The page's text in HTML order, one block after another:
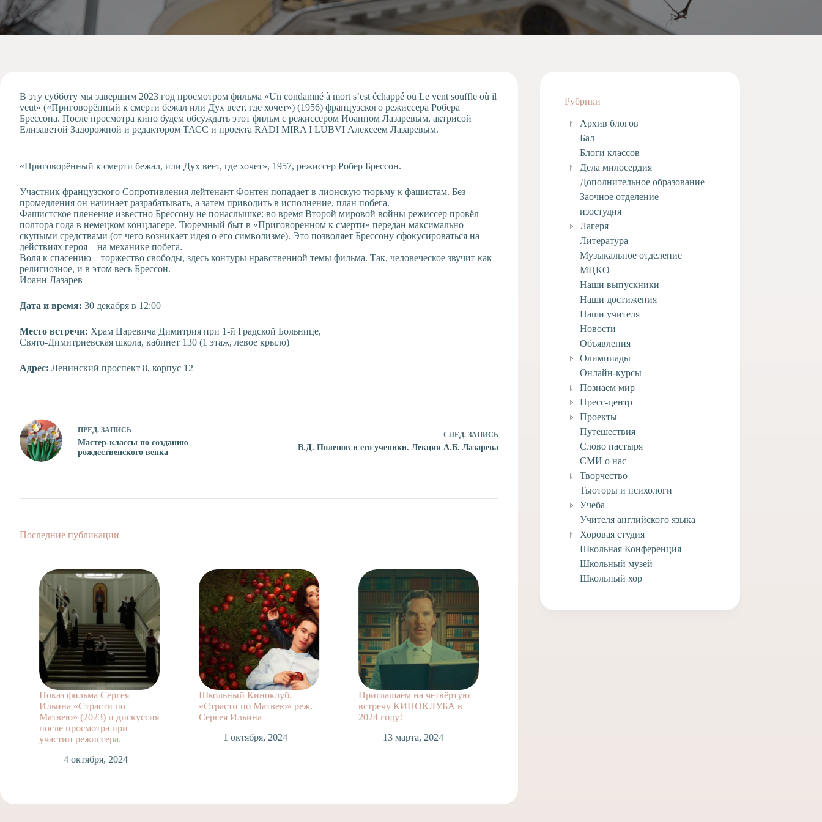
Проекты
отделение
Психологическая
Служба
В эту субботу мы завершим 2023 год просмотром фильма «Un condamné à mort s’est échappé ou Le vent souffle où il
veut» («Приговорённый к смерти бежал или Дух веет, где хочет») (1956) французского режиссера Робера
Брессона. После просмотра кино будем обсуждать этот фильм с режиссером Иоанном Лазаревым, актрисой
Елизаветой Задорожной и редактором ТАСС и проекта RADI MIRA I LUBVI Алексеем Лазаревым.
«Приговорённый к смерти бежал, или Дух веет, где хочет», 1957, режиссер Робер Брессон.
Участник французского Сопротивления лейтенант Фонтен попадает в лионскую тюрьму к фашистам. Без
промедления он начинает разрабатывать, а затем приводить в исполнение, план побега.
Фашистское пленение известно Брессону не понаслышке: во время Второй мировой войны режиссер провёл
полтора года в немецком концлагере. Тюремный быт в «Приговоренном к смерти» передан максимально
скупыми средствами (от чего возникает идея о его символизме). Это позволяет Брессону сфокусироваться на
действиях героя – на механике побега.
Воля к спасению – торжество свободы, здесь контуры нравственной темы фильма. Так, человеческое звучит как
религиозное, и в этом весь Брессон.
Иоанн Лазарев
Дата и время: 30 декабря в 12:00
Место встречи: Храм Царевича Димитрия при 1-й Градской Больнице,
Свято-Димитриевская школа, кабинет 130 (1 этаж, левое крыло)
Адрес: Ленинский проспект 8, корпус 12
ПРЕД. ЗАПИСЬ
Мастер-классы по созданию
рождественского венка
СЛЕД. ЗАПИСЬ
В.Д. Поленов и его ученики. Лекция А.Б. Лазарева
Последние публикации
Показ фильма Сергея
Ильина «Страсти по
Матвею» (2023) и дискуссия
после просмотра при
участии режиссера.
4 октября, 2024
Школьный Киноклуб.
«Страсти по Матвею» реж.
Сергея Ильина
1 октября, 2024
Приглашаем на четвёртую
встречу КИНОКЛУБА в
2024 году!
13 марта, 2024
Рубрики
Архив блогов
Бал
Блоги классов
Дела милосердия
Дополнительное образование
Заочное отделение
изостудия
Лагеря
Литература
Музыкальное отделение
МЦКО
Наши выпускники
Наши достижения
Наши учителя
Новости
Объявления
Олимпиады
Онлайн-курсы
Познаем мир
Пресс-центр
Проекты
Путешествия
Слово пастыря
СМИ о нас
Творчество
Тьюторы и психологи
Учеба
Учителя английского языка
Хоровая студия
Школьная Конференция
Школьный музей
Школьный хор